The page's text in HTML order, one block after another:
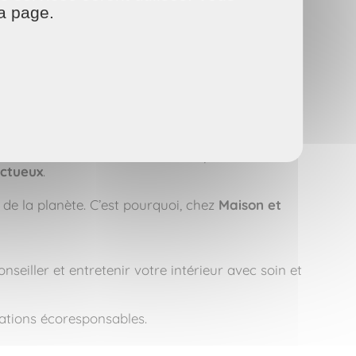
chimiques et les vapeurs irritantes !
dans notre démarche écoresponsable :
.
la planète. C’est pourquoi, chez Maison et
et entretenir votre intérieur avec soin et
écoresponsables.
page.